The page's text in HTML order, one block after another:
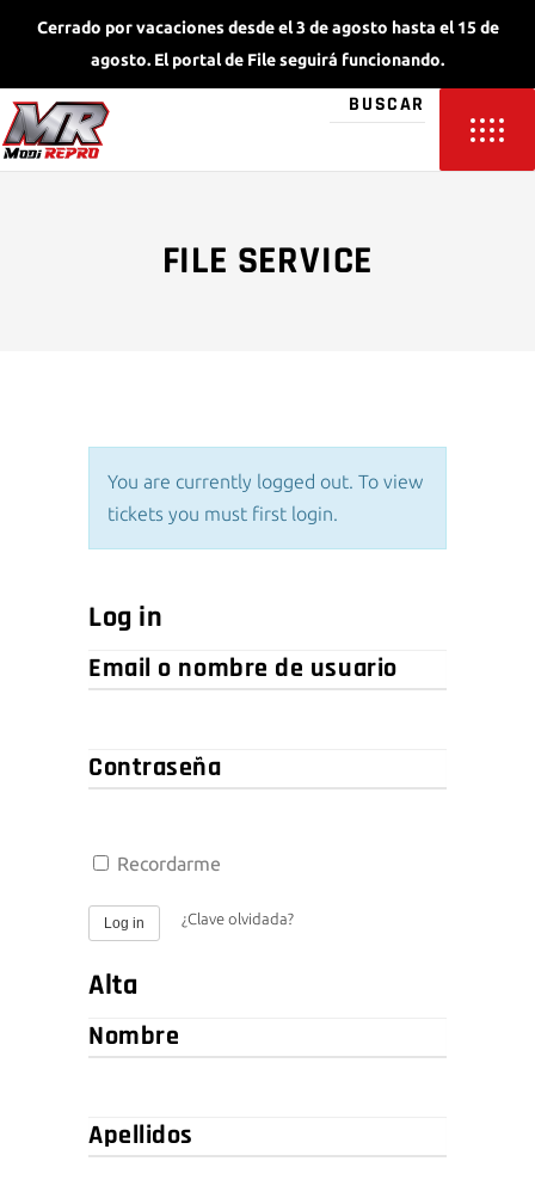
Cerrado por vacaciones desde el 3 de agosto hasta el 15 de
agosto. El portal de File seguirá funcionando.
FILE SERVICE
You are currently logged out. To view
tickets you must first login.
Log in
Email
o
de
usuario
Contraseña
Recordarme
Log in ¿Clave olvidada?
Alta
Nombre
Apellidos